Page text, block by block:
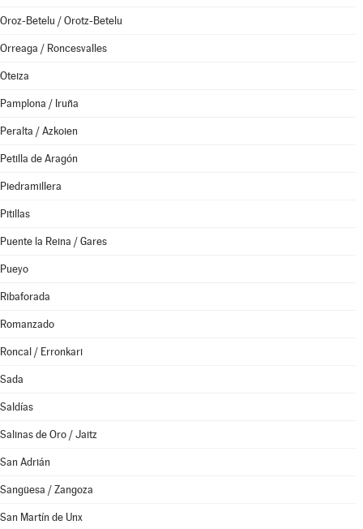
Oroz-Betelu / Orotz-Betelu
Orreaga / Roncesvalles
Oteiza
Pamplona / Iruña
Peralta / Azkoien
Petilla de Aragón
Piedramillera
Pitillas
Puente la Reina / Gares
Pueyo
Ribaforada
Romanzado
Roncal / Erronkari
Sada
Saldías
Salinas de Oro / Jaitz
San Adrián
Sangüesa / Zangoza
San Martín de Unx